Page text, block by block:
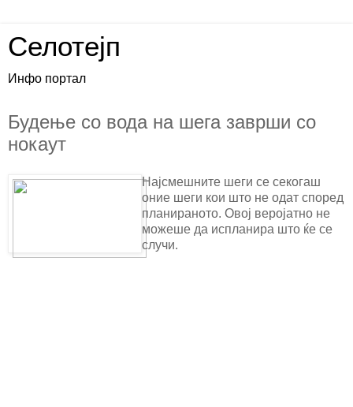
Селотејп
Инфо портал
Будење со вода на шега заврши со
нокаут
Најсмешните шеги се секогаш
оние шеги кои што не одат според
планираното. Овој веројатно не
можеше да испланира што ќе се
случи.